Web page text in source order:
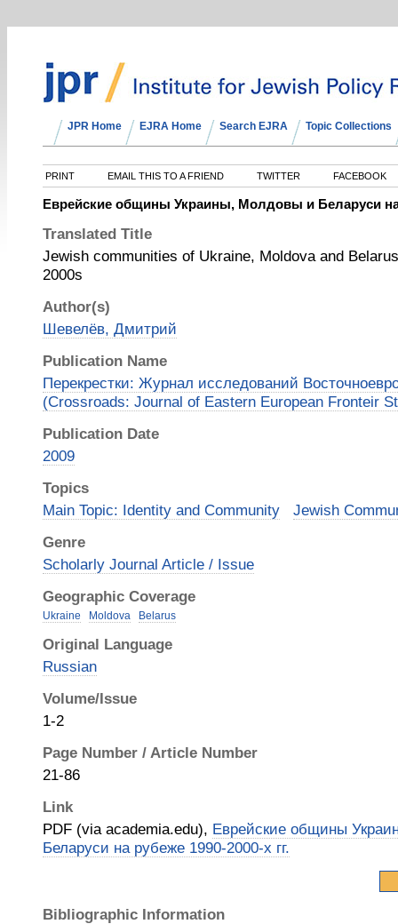
JPR Home EJRA Home Search EJRA Topic Collections
PRINT EMAIL THIS TO A FRIEND TWITTER FACEBOOK
Еврейские общины Украины, Молдовы и Беларуси на
Translated Title
Jewish communities of Ukraine, Moldova and
2000s
Author(s)
Шевелёв, Дмитрий
Publication Name
Перекрестки: Журнал исследований
(Crossroads: Journal of Eastern European Fronteir
Publication Date
2009
Topics
Main Topic: Identity and Community
Jewish
Genre
Scholarly Journal Article / Issue
Geographic Coverage
Ukraine Moldova Belarus
Original Language
Russian
Volume/Issue
1-2
Page Number / Article Number
21-86
Link
PDF (via academia.edu), Еврейские общины
Беларуси на рубеже 1990-2000-х гг.
Bibliographic Information